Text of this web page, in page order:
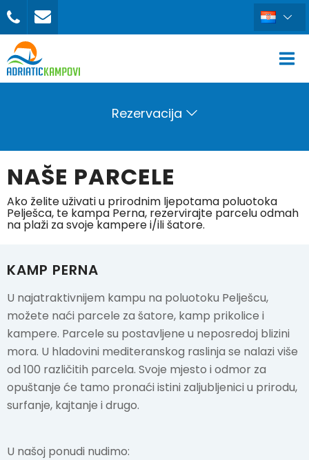
Rezervacija
REZERVIRAJ
POŠALJI UPIT
NAŠE PARCELE
Ako želite uživati u prirodnim ljepotama poluotoka
Pelješca, te kampa Perna, rezervirajte parcelu odmah
na plaži za svoje kampere i/ili šatore.
KAMP PERNA
U najatraktivnijem kampu na poluotoku Pelješcu,
možete naći parcele za šatore, kamp prikolice i
kampere. Parcele su postavljene u neposredoj blizini
mora. U hladovini mediteranskog raslinja se nalazi više
od 100 različitih parcela. Svoje mjesto i odmor za
opuštanje će tamo pronaći istini zaljubljenici u prirodu,
surfanje, kajtanje i drugo.
U našoj ponudi nudimo: